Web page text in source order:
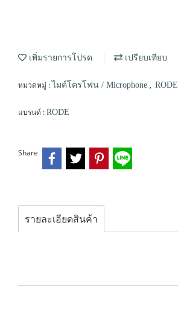
เพิ่มรายการโปรด เปรียบเทียบ
หมวดหมู่ :ไมค์โครโฟน / Microphone , RODE
แบรนด์ : RODE
Share
รายละเอียดสินค้า